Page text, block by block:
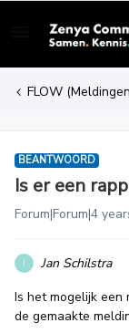
FLOW
BEANTWOORD
Is er een
Forum|Forum|4
J
Jan Schilstra
Is het mogelijk
de gemaakte